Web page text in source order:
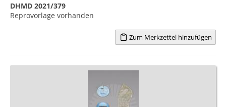
DHMD 2021/379
Reprovorlage vorhanden
Zum Merkzettel hinzufügen